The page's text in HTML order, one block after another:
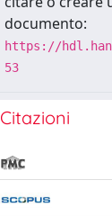
documento:
https://
53
Citazioni